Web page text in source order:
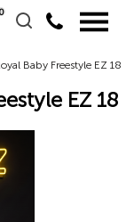
0
Baby Freestyle EZ 18
EZ 18